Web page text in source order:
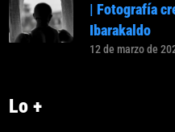
| Fotografía
Ibarakaldo
12 de marzo de
Lo +